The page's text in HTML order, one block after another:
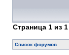
Страница 1 из 1
Список форумов